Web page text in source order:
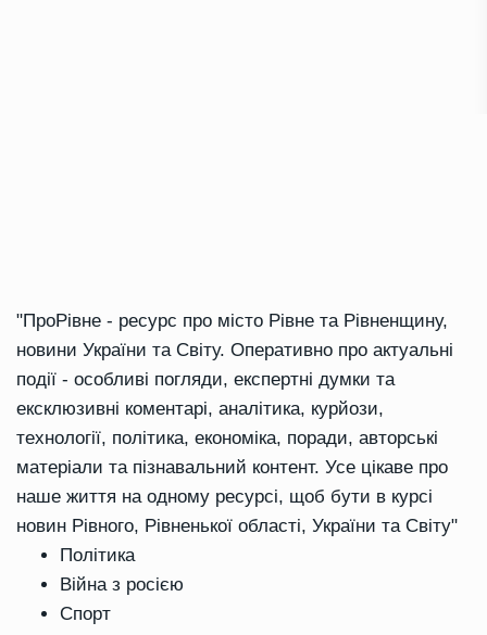
"ПроРівне - ресурс про місто Рівне та Рівненщину,
новини України та Світу. Оперативно про актуальні
події - особливі погляди, експертні думки та
ексклюзивні коментарі, аналітика, курйози,
технології, політика, економіка, поради, авторські
матеріали та пізнавальний контент. Усе цікаве про
наше життя на одному ресурсі, щоб бути в курсі
новин Рівного, Рівненької області, України та Світу"
Політика
Війна з росією
Спорт